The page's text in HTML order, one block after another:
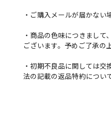
・ご購入メールが届かな
・商品の色味につきまし
ございます。予めご了承の
・初期不良品に関しては交
法の記載の返品特約につい